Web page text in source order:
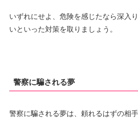
いずれにせよ、危険を感じたなら深入
いといった対策を取りましょう。
警察に騙される夢
警察に騙される夢は、頼れるはずの相